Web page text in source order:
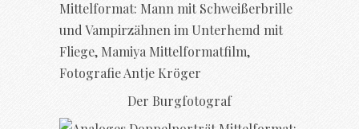
Der Burgfotograf